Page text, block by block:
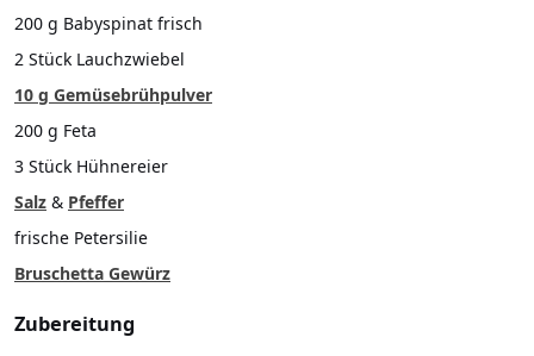
200 g Babyspinat frisch
2 Stück Lauchzwiebel
10 g Gemüsebrühpulver
200 g Feta
3 Stück Hühnereier
Salz & Pfeffer
frische Petersilie
Bruschetta Gewürz
Zubereitung